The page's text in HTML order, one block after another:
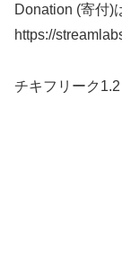
Donation (寄付)
https://
チキフリーク1.2